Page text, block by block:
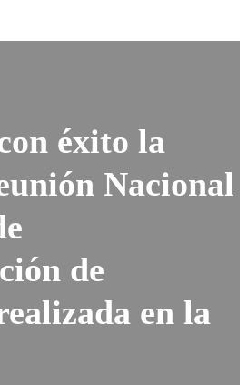
éxito la
Nacional
de
en la